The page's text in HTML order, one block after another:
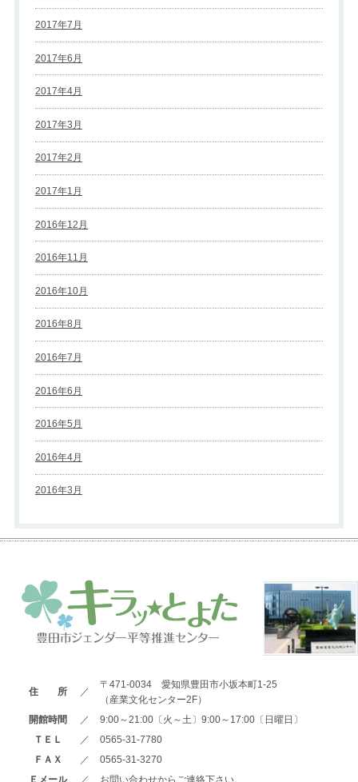
2017年7月
2017年6月
2017年4月
2017年3月
2017年2月
2017年1月
2016年12月
2016年11月
2016年10月
2016年8月
2016年7月
2016年6月
2016年5月
2016年4月
2016年3月
住 所 ／
〒471-0034 愛知県豊田市小坂本町1-25
（産業文化センター2F）
開館時間
／
9:00～21:00〔火～土〕9:00～17:00〔日曜日〕
ＴＥＬ
／
0565-31-7780
ＦＡＸ
／
0565-31-3270
Ｅメール
／ お問い合わせからご連絡下さい。